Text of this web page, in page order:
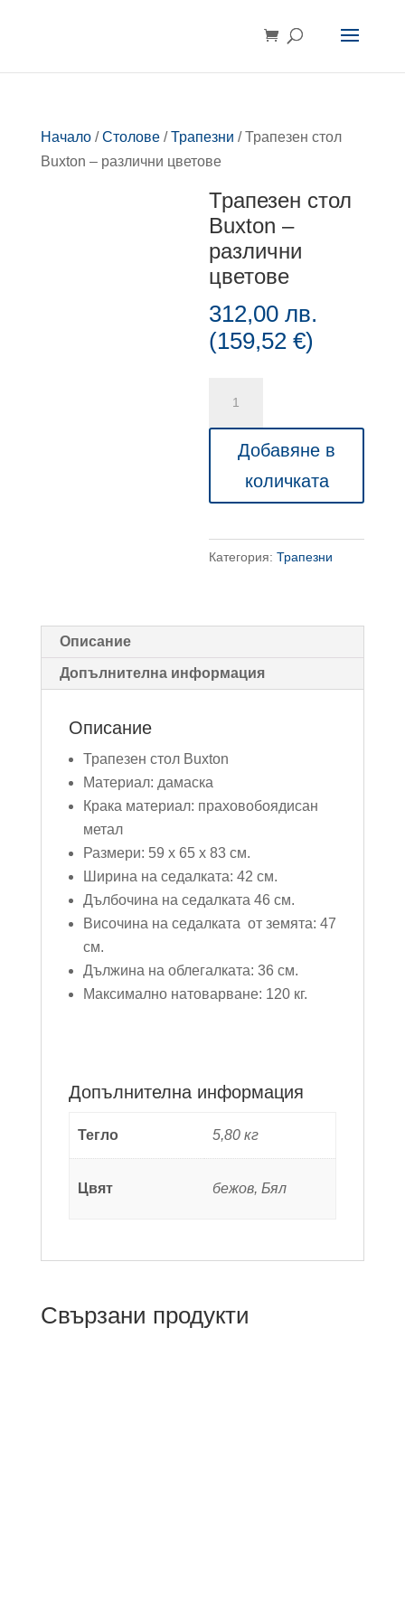
Начало/Столове/Трапезни / Трапезен стол
Buxton – различни цветове
Трапезен стол
Buxton –
различни
цветове
312,00лв.
(159,52€)
стол
Buxton
различни
цветове
Добавяне в
количката
Категория:Трапезни
Описание
Допълнителна информация
Описание
Трапезен стол Buxton
Материал: дамаска
Крака материал: праховобоядисан
метал
Размери: 59 х 65 х 83 см.
Ширина на седалката: 42 см.
Дълбочина на седалката 46 см.
Височина на седалката от земята: 47
см.
Дължина на облегалката: 36 см.
Максимално натоварване: 120 кг.
Допълнителна информация
Тегло 5,80 кг
Цвят бежов, Бял
Свързани продукти